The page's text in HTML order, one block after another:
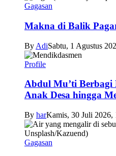
Gagasan
Makna di Balik
By AdiSabtu, 1 Agustus
Profile
Abdul Mu’ti
Anak Desa hingga
By harKamis, 30 Juli 2026,
Gagasan